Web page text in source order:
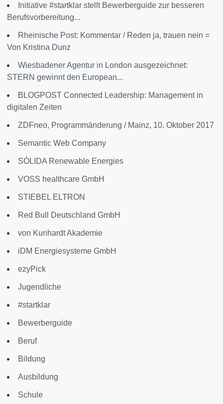
Initiative #startklar stellt Bewerberguide zur besseren
Berufsvorbereitung...
Rheinische Post: Kommentar / Reden ja, trauen nein =
Von Kristina Dunz
Wiesbadener Agentur in London ausgezeichnet:
STERN gewinnt den European...
BLOGPOST Connected Leadership: Management in
digitalen Zeiten
ZDFneo, Programmänderung / Mainz, 10. Oktober 2017
Semantic Web Company
SÓLIDA Renewable Energies
VOSS healthcare GmbH
STIEBEL ELTRON
Red Bull Deutschland GmbH
von Kunhardt Akademie
iDM Energiesysteme GmbH
ezyPick
Jugendliche
#startklar
Bewerberguide
Beruf
Bildung
Ausbildung
Schule